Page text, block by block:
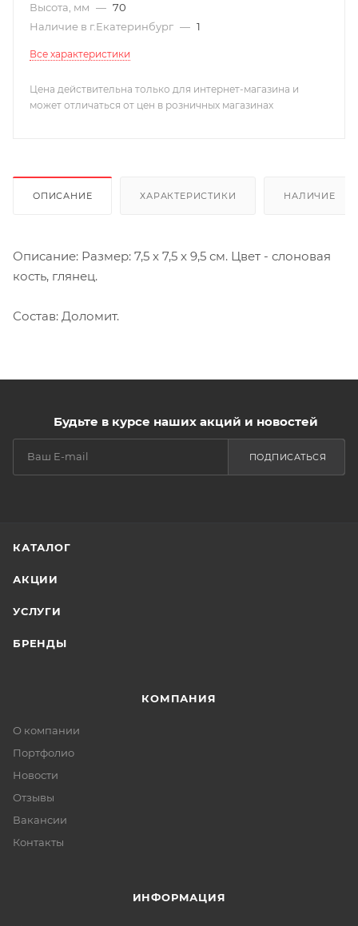
Высота, мм — 70
Наличие в г.Екатеринбург — 1
Все характеристики
Цена действительна только для интернет-магазина и
может отличаться от цен в розничных магазинах
ОПИСАНИЕ ХАРАКТЕРИСТИКИ НАЛИЧИЕ
Описание: Размер: 7,5 x 7,5 x 9,5 см. Цвет - слоновая
кость, глянец.
Состав: Доломит.
Будьте в курсе наших акций и новостей
ПОДПИСАТЬСЯ
КАТАЛОГ
АКЦИИ
УСЛУГИ
БРЕНДЫ
КОМПАНИЯ
О компании
Портфолио
Новости
Отзывы
Вакансии
Контакты
ИНФОРМАЦИЯ